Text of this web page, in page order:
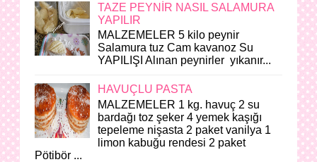
TAZE PEYNİR NASIL SALAMURA
YAPILIR
MALZEMELER 5 kilo peynir
Salamura tuz Cam kavanoz Su
YAPILIŞI Alınan peynirler yıkanır...
HAVUÇLU PASTA
MALZEMELER 1 kg. havuç 2 su
bardağı toz şeker 4 yemek kaşığı
tepeleme nişasta 2 paket vanilya 1
limon kabuğu rendesi 2 paket
Pötibör ...